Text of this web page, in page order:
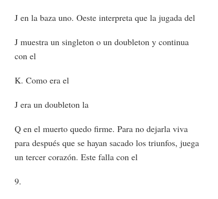
J en la baza uno. Oeste interpreta que la jugada del
J muestra un singleton o un doubleton y continua
con el
K. Como era el
J era un doubleton la
Q en el muerto quedo firme. Para no dejarla viva
para después que se hayan sacado los triunfos, juega
un tercer corazón. Este falla con el
9.